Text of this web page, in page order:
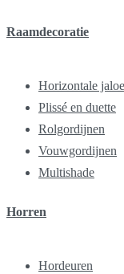
Raamdecoratie
Horizontale
Plissé en duette
Rolgordijnen
Vouwgordijnen
Multishade
Horren
Hordeuren